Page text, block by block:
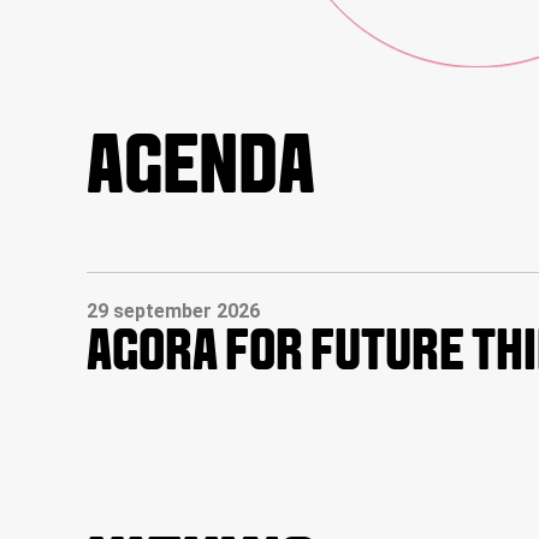
AGENDA
29 september 2026
AGORA FOR FUTURE